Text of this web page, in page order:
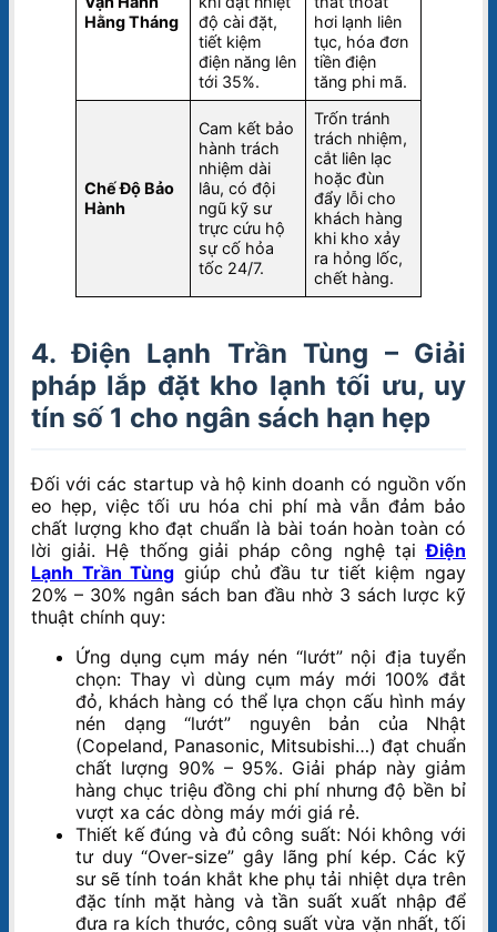
Hằng Tháng
độ cài đặt,
tiết kiệm
điện năng lên
tới 35%.
hơi lạnh liên
tục, hóa đơn
tiền điện
tăng phi mã.
Chế Độ Bảo
Hành
Cam kết bảo
hành trách
nhiệm dài
lâu, có đội
ngũ kỹ sư
trực cứu hộ
sự cố hỏa
tốc 24/7.
Trốn tránh
trách nhiệm,
cắt liên lạc
hoặc đùn
đẩy lỗi cho
khách hàng
khi kho xảy
ra hỏng lốc,
chết hàng.
4. Điện Lạnh Trần Tùng – Giải
pháp lắp đặt kho lạnh tối ưu, uy
tín số 1 cho ngân sách hạn hẹp
Đối với các startup và hộ kinh doanh có nguồn vốn
eo hẹp, việc tối ưu hóa chi phí mà vẫn đảm bảo
chất lượng kho đạt chuẩn là bài toán hoàn toàn có
lời giải. Hệ thống giải pháp công nghệ tạiĐiện
Lạnh Trần Tùng giúp chủ đầu tư tiết kiệm ngay
20% – 30% ngân sách ban đầu nhờ 3 sách lược kỹ
thuật chính quy:
Ứng dụng cụm máy nén “lướt” nội địa tuyển
chọn: Thay vì dùng cụm máy mới 100% đắt
đỏ, khách hàng có thể lựa chọn cấu hình máy
nén dạng “lướt” nguyên bản của Nhật
(Copeland, Panasonic, Mitsubishi…) đạt chuẩn
chất lượng 90% – 95%. Giải pháp này giảm
hàng chục triệu đồng chi phí nhưng độ bền bỉ
vượt xa các dòng máy mới giá rẻ.
Thiết kế đúng và đủ công suất: Nói không với
tư duy “Over-size” gây lãng phí kép. Các kỹ
sư sẽ tính toán khắt khe phụ tải nhiệt dựa trên
đặc tính mặt hàng và tần suất xuất nhập để
đưa ra kích thước, công suất vừa vặn nhất, tối